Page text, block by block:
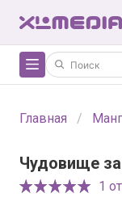
Главная
Чудовище
1